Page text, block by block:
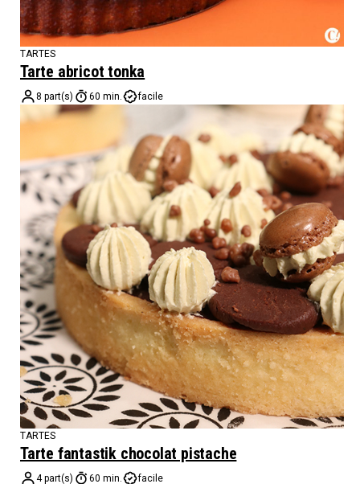
TARTES
Tarte abricot tonka
8 part(s) 60 min. facile
TARTES
Tarte fantastik chocolat pistache
4 part(s) 60 min. facile